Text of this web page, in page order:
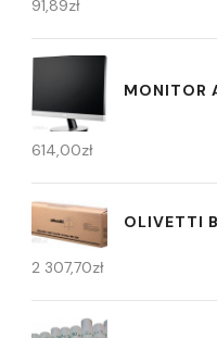
91,89zł
MONITOR
614,00zł
OLIVETTI
2 307,70zł